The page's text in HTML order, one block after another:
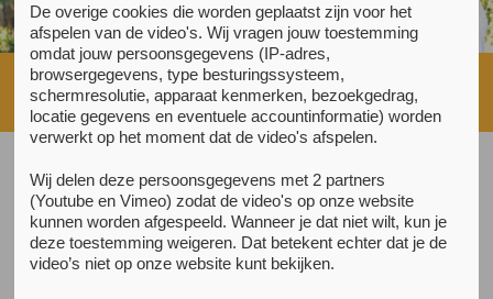
Home»Voorlichting en training»Cursus jongvolwassenen tot
25 jaar
Cursus jongvolwassenen tot 25 jaar
Deze groep is voor jongvolwassenen (18 tot 25 jaar) met
een ouder die niet lekker in zijn of haar vel zit of heeft
De overige cookies die worden geplaatst zijn voor het
afspelen van de video's. Wij vragen jouw toestemming
omdat jouw persoonsgegevens (IP-adres,
browsergegevens, type besturingssysteem,
schermresolutie, apparaat kenmerken, bezoekgedrag,
locatie gegevens en eventuele accountinformatie) worden
verwerkt op het moment dat de video's afspelen.
Wij delen deze persoonsgegevens met 2 partners
(Youtube en Vimeo) zodat de video's op onze website
kunnen worden afgespeeld. Wanneer je dat niet wilt, kun je
deze toestemming weigeren. Dat betekent echter dat je de
video’s niet op onze website kunt bekijken.